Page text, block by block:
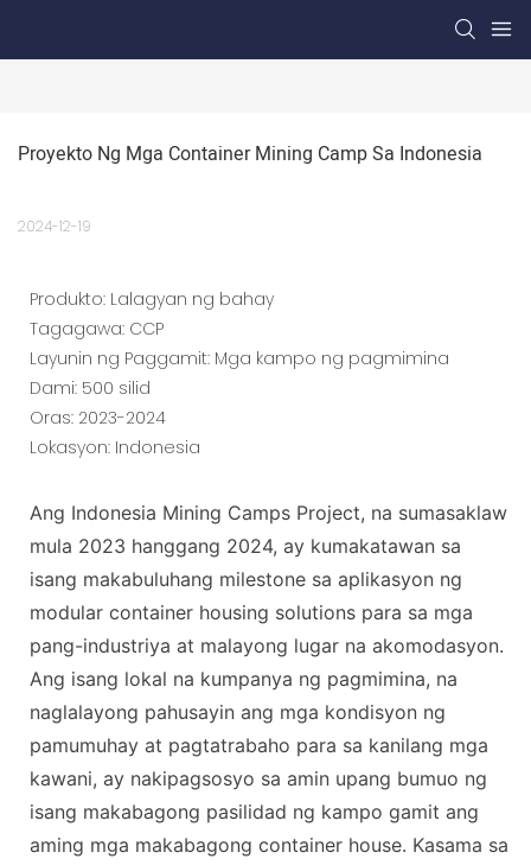
Proyekto Ng Mga Container Mining Camp Sa Indonesia
2024-12-19
Produkto: Lalagyan ng bahay
Tagagawa: CCP
Layunin ng Paggamit: Mga kampo ng pagmimina
Dami: 500 silid
Oras: 2023-2024
Lokasyon: Indonesia
Ang Indonesia Mining Camps Project, na sumasaklaw
mula 2023 hanggang 2024, ay kumakatawan sa
isang makabuluhang milestone sa aplikasyon ng
modular container housing solutions para sa mga
pang-industriya at malayong lugar na akomodasyon.
Ang isang lokal na kumpanya ng pagmimina, na
naglalayong pahusayin ang mga kondisyon ng
pamumuhay at pagtatrabaho para sa kanilang mga
kawani, ay nakipagsosyo sa amin upang bumuo ng
isang makabagong pasilidad ng kampo gamit ang
aming mga makabagong container house. Kasama sa